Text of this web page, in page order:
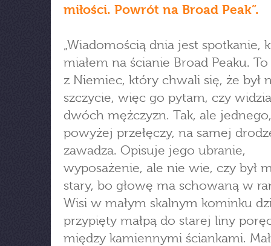
miłości. Powrót na Broad Peak”.
„Wiadomością dnia jest spotkanie,
miałem na ścianie Broad Peaku. To
z Niemiec, który chwali się, że był
szczycie, więc go pytam, czy
dwóch mężczyzn. Tak, ale jednego,
powyżej przełęczy, na samej
zawadza. Opisuje jego ubranie,
wyposażenie, ale nie wie, czy był
stary, bo głowę ma schowaną w
Wisi w małym skalnym kominku
przypięty małpą do starej liny
między kamiennymi ściankami.